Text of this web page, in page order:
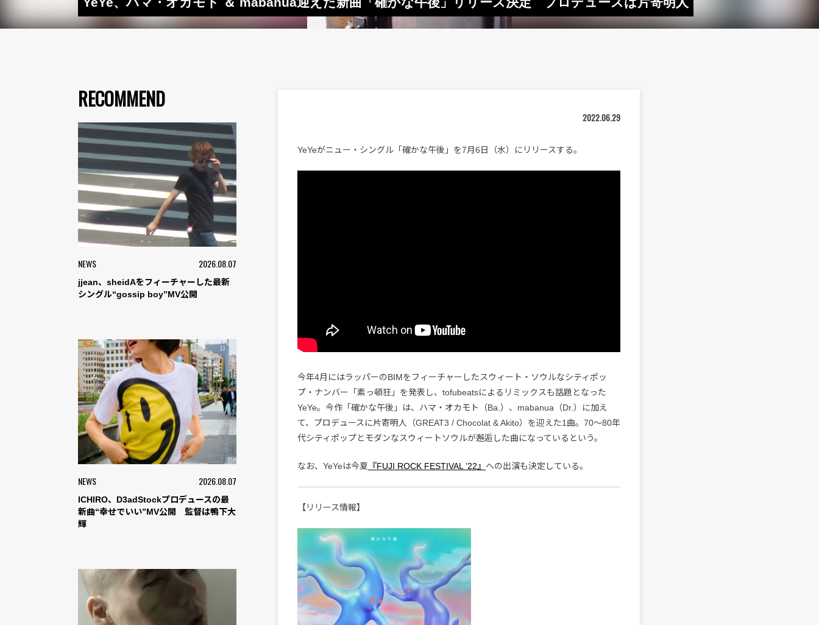
RECOMMEND
NEWS 2026.08.07
jjean、sheidAをフィーチャーした最新
シングル“gossip boy”MV公開
NEWS 2026.08.07
ICHIRO、D3adStockプロデュースの最
新曲“幸せでいい”MV公開 監督は鴨下大
輝
2022.06.29
YeYeがニュー・シングル「確かな午後」を7月6日（水）にリリースする。
今年4月にはラッパーのBIMをフィーチャーしたスウィート・ソウルなシティポッ
プ・ナンバー「素っ頓狂」を発表し、tofubeatsによるリミックスも話題となった
YeYe。今作「確かな午後」は、ハマ・オカモト（Ba.）、mabanua（Dr.）に加え
て、プロデュースに片寄明人（GREAT3 / Chocolat & Akito）を迎えた1曲。70〜80年
代シティポップとモダンなスウィートソウルが邂逅した曲になっているという。
なお、YeYeは今夏 『FUJI ROCK FESTIVAL ’22』 への出演も決定している。
【リリース情報】